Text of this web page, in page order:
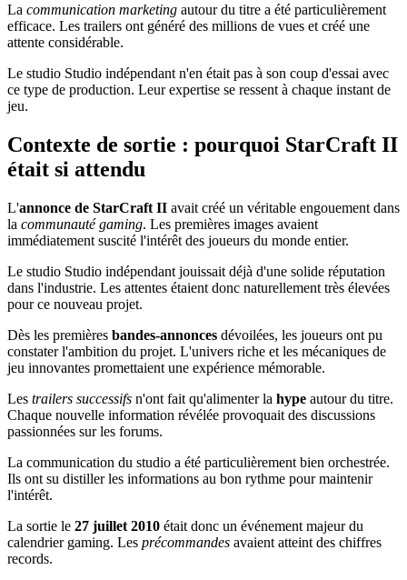
La communication marketing autour du titre a été particulièrement
efficace. Les trailers ont généré des millions de vues et créé une
attente considérable.
Le studio Studio indépendant n'en était pas à son coup d'essai avec
ce type de production. Leur expertise se ressent à chaque instant de
jeu.
Contexte de sortie : pourquoi StarCraft II
était si attendu
L'annonce de StarCraft II avait créé un véritable engouement dans
la communauté gaming. Les premières images avaient
immédiatement suscité l'intérêt des joueurs du monde entier.
Le studio Studio indépendant jouissait déjà d'une solide réputation
dans l'industrie. Les attentes étaient donc naturellement très élevées
pour ce nouveau projet.
Dès les premières bandes-annonces dévoilées, les joueurs ont pu
constater l'ambition du projet. L'univers riche et les mécaniques de
jeu innovantes promettaient une expérience mémorable.
Les trailers successifs n'ont fait qu'alimenter la hype autour du titre.
Chaque nouvelle information révélée provoquait des discussions
passionnées sur les forums.
La communication du studio a été particulièrement bien orchestrée.
Ils ont su distiller les informations au bon rythme pour maintenir
l'intérêt.
La sortie le 27 juillet 2010 était donc un événement majeur du
calendrier gaming. Les précommandes avaient atteint des chiffres
records.